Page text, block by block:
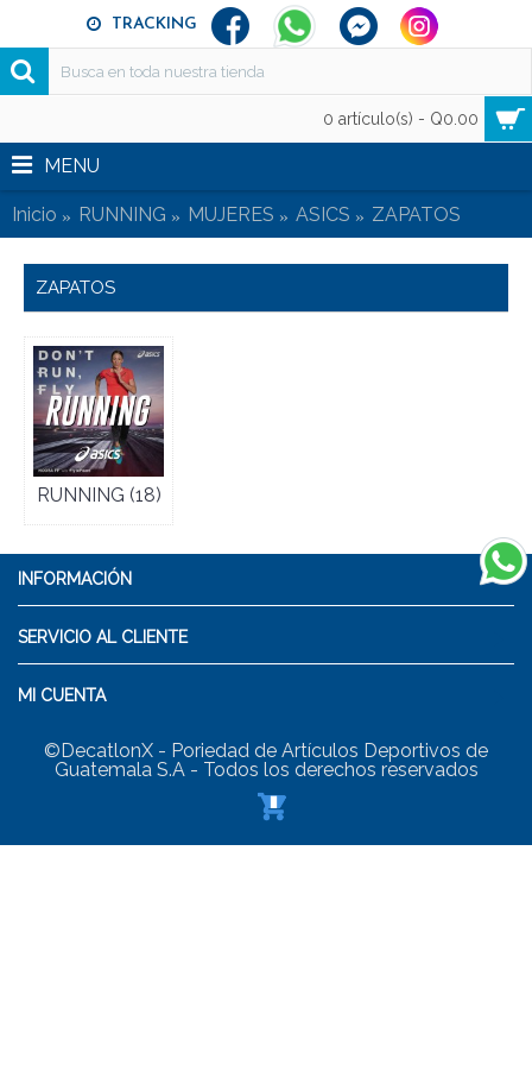
TRACKING
0 artículo(s) - Q0.00
MENU
Inicio RUNNING MUJERES ASICS ZAPATOS
ZAPATOS
RUNNING (18)
INFORMACIÓN
SERVICIO AL CLIENTE
MI CUENTA
©DecatlonX - Poriedad de Artículos Deportivos de
Guatemala S.A - Todos los derechos reservados